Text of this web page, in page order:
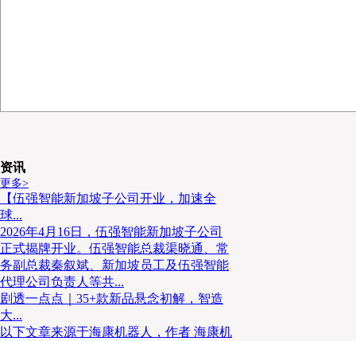
市场表现而言，尽管2024年起市场逐步回归理性，但
求。例如冷链物流所需的恒温恒湿、全程溯源设施，
制约生鲜、医药等行业的发展。
资讯
更多>
【伍强智能新加坡子公司开业，加速全
球...
2026年4月16日，伍强智能新加坡子公司
正式揭牌开业。伍强智能总裁渠晓通、常
务副总裁秦叙斌、新加坡员工及伍强智能
代理公司负责人等共...
剧透一点点｜35+款新品悬念初解，智造
大...
以下文章来源于海康机器人，作者 海康机